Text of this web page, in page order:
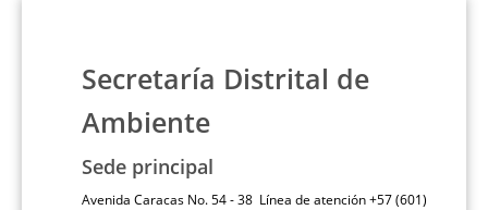
Secretaría Distrital de
Ambiente
Sede principal
Avenida Caracas No. 54 - 38 Línea de atención +57 (601)